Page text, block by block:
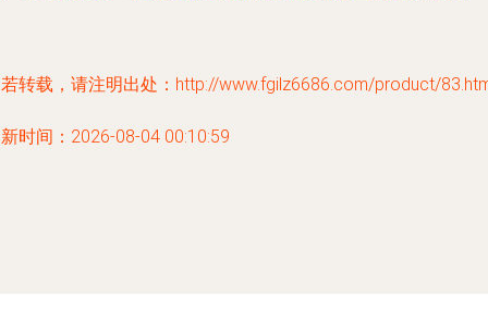
转载，请注明出处：http://www.fgilz6686.com/product/
时间：2026-08-04 00:10:59